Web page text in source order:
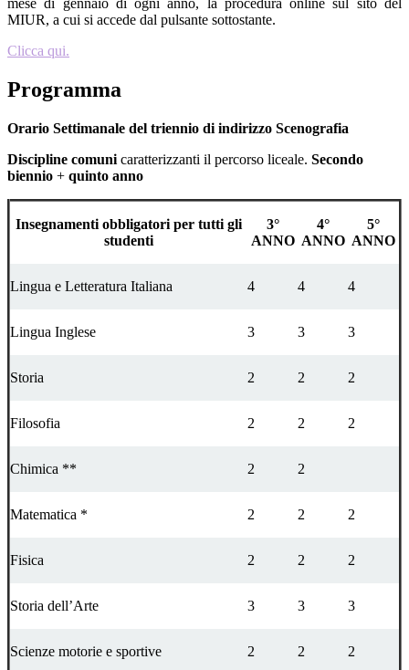
mese di gennaio di ogni anno, la procedura online sul sito del
MIUR, a cui si accede dal pulsante sottostante.
Clicca qui.
Programma
Orario Settimanale del triennio di indirizzo Scenografia
Discipline comuni caratterizzanti il percorso liceale. Secondo
biennio + quinto anno
Insegnamenti obbligatori per tutti gli
studenti
3°
ANNO
4°
ANNO
5°
ANNO
Lingua e Letteratura Italiana 4 4 4
Lingua Inglese 3 3 3
Storia 2 2 2
Filosofia 2 2 2
Chimica ** 2 2
Matematica * 2 2 2
Fisica 2 2 2
Storia dell’Arte 3 3 3
Scienze motorie e sportive 2 2 2